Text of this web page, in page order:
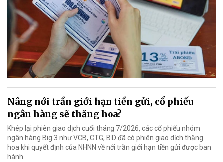
Nâng nới trần giới hạn tiền gửi, cổ phiếu
ngân hàng sẽ thăng hoa?
Khép lại phiên giao dịch cuối tháng 7/2026, các cổ phiếu nhóm
ngân hàng Big 3 như VCB, CTG, BID đã có phiên giao dịch thăng
hoa khi quyết định của NHNN về nới trần giới hạn tiền gửi được ban
hành.